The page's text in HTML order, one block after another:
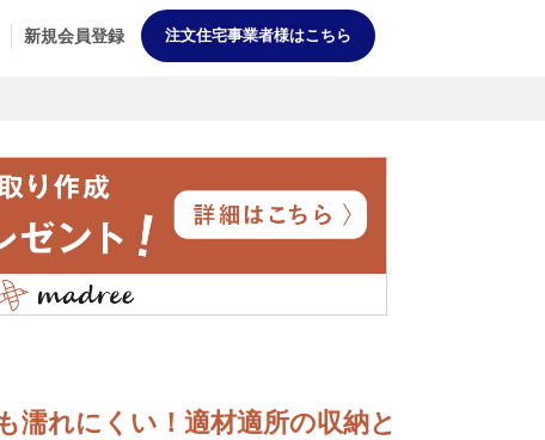
新規会員登録 注文住宅事業者様はこちら
濡れにくい！適材適所の収納と